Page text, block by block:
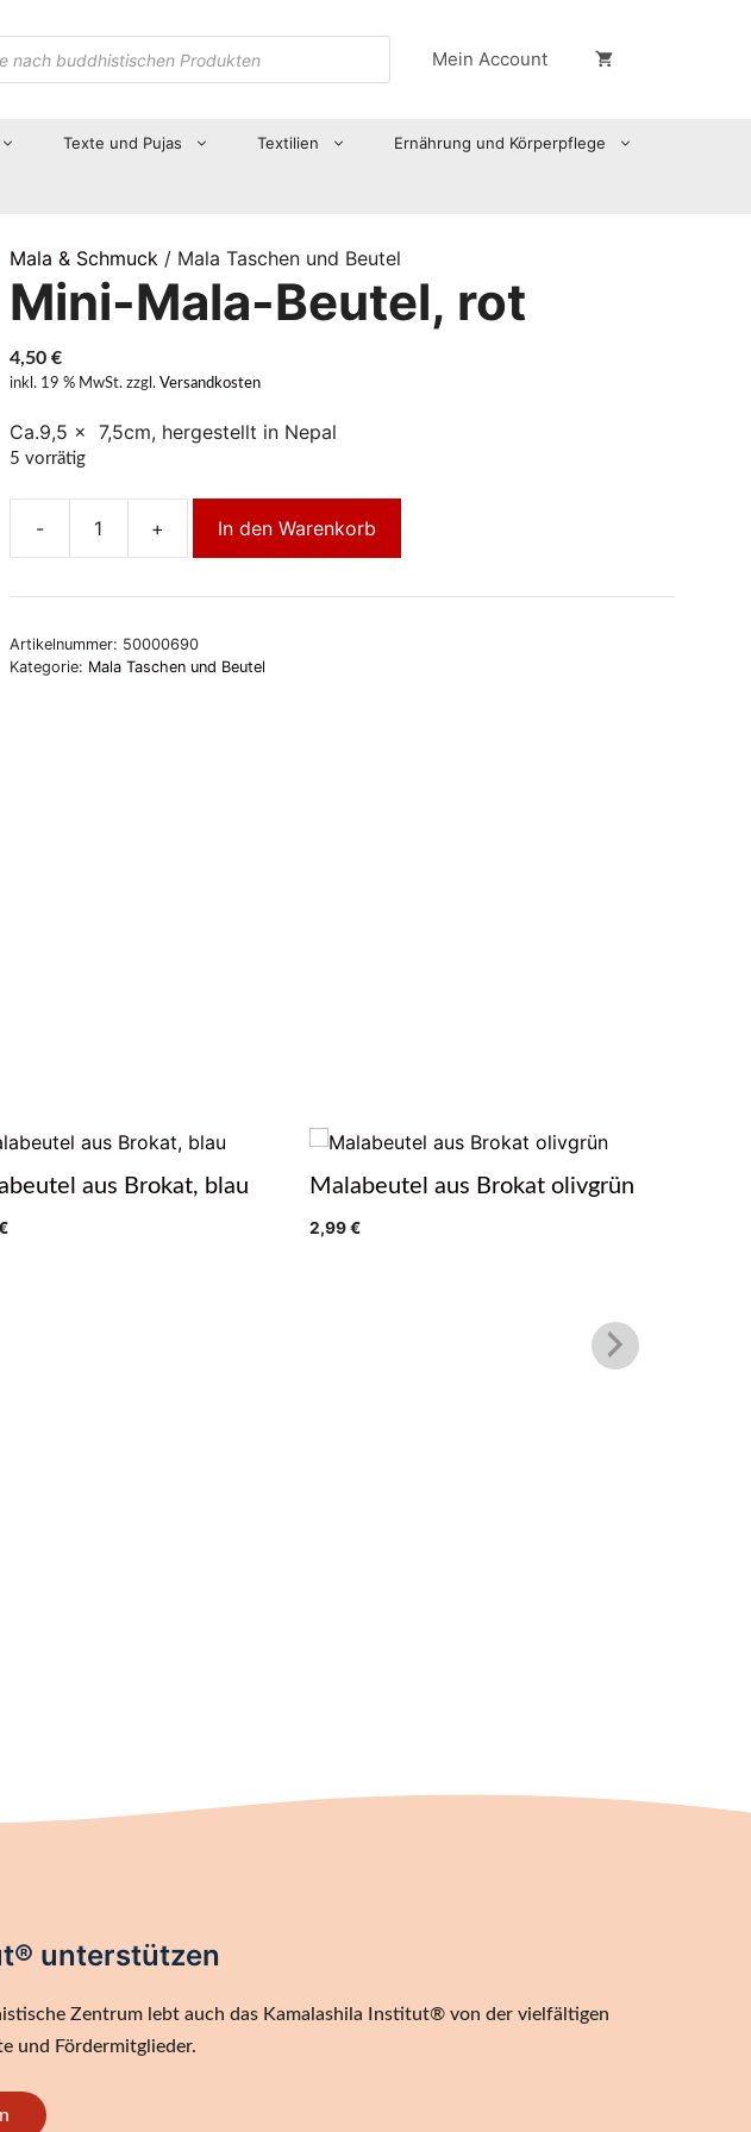
Mein Account
Texte und Pujas Textilien Ernährung und Körperpflege
Mala & Schmuck/ Mala Taschen und Beutel
Mini-Mala-Beutel, rot
4,50 €
inkl. 19 % MwSt. zzgl. Versandkosten
Ca.9,5 x 7,5cm, hergestellt in Nepal
5 vorrätig
-
Beutel,
Menge
+ In den Warenkorb
Artikelnummer: 50000690
Kategorie: Mala Taschen und Beutel
aus Brokat, blau Malabeutel aus Brokat olivgrün
2,99€
unterstützen
Zentrum lebt auch das Kamalashila Institut® von der vielfältigen
und Fördermitglieder.